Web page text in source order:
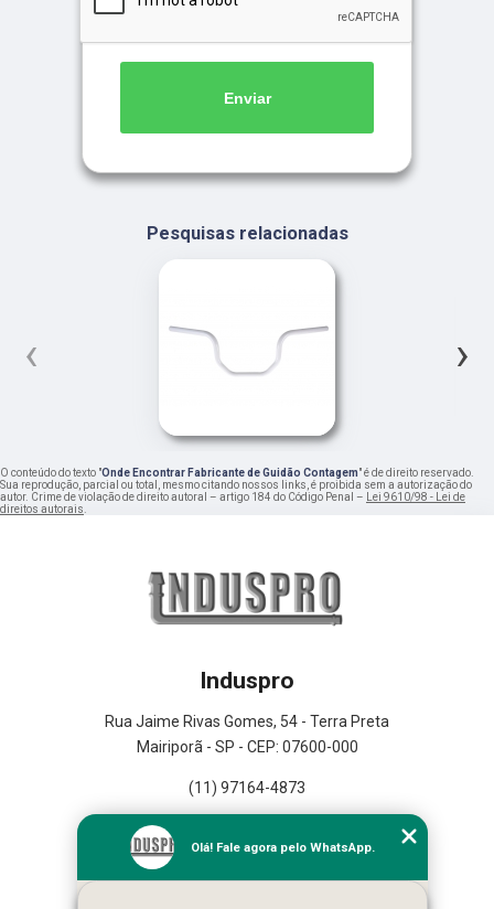
Enviar
Pesquisas relacionadas
‹ ›
O conteúdo do texto "Onde Encontrar Fabricante de Guidão Contagem" é de direito reservado.
Sua reprodução, parcial ou total, mesmo citando nossos links, é proibida sem a autorização do
autor. Crime de violação de direito autoral – artigo 184 do Código Penal – Lei 9610/98 - Lei de
direitos autorais.
Induspro
Rua Jaime Rivas Gomes, 54 - Terra Preta
Mairiporã - SP - CEP: 07600-000
(11) 97164-4873
Empresa
Missão
Olá! Fale agora pelo WhatsApp.